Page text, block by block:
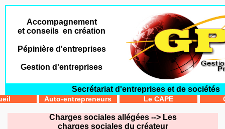
Accompagnement
et conseils en création
Pépinière d'entreprises
Gestion d'entreprises
Secrétariat d'entreprises et de sociétés
Auto-entrepreneurs Le CAPE
Charges sociales allégées --> Les
charges sociales du créateur